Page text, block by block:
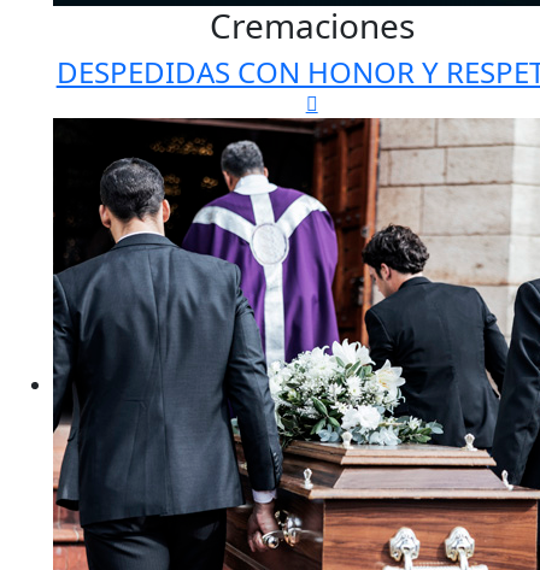
Cremaciones
DESPEDIDAS CON HONOR Y